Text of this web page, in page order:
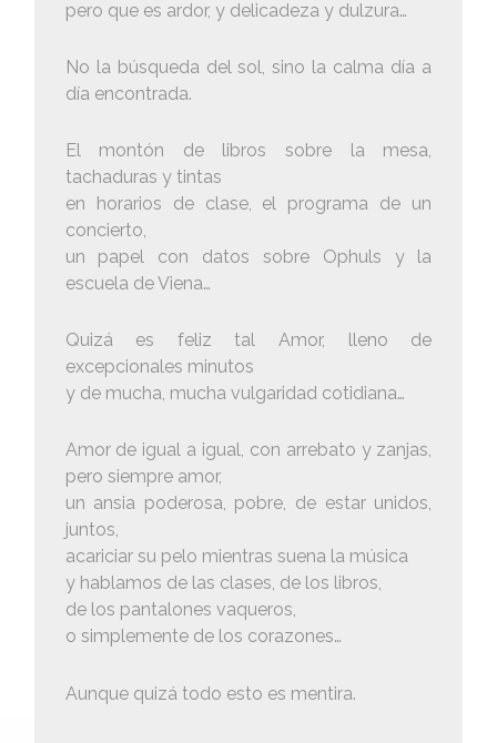
pero que es ardor, y delicadeza y dulzura…
No la búsqueda del sol, sino la calma día a
día encontrada.
El montón de libros sobre la mesa,
tachaduras y tintas
en horarios de clase, el programa de un
concierto,
un papel con datos sobre Ophuls y la
escuela de Viena…
Quizá es feliz tal Amor, lleno de
excepcionales minutos
y de mucha, mucha vulgaridad cotidiana…
Amor de igual a igual, con arrebato y zanjas,
pero siempre amor,
un ansia poderosa, pobre, de estar unidos,
juntos,
acariciar su pelo mientras suena la música
y hablamos de las clases, de los libros,
de los pantalones vaqueros,
o simplemente de los corazones…
Aunque quizá todo esto es mentira.